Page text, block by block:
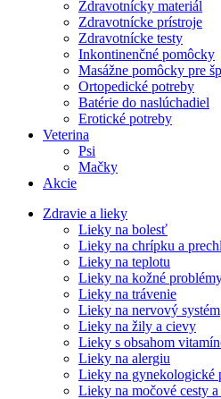
Zdravotnícky materiál
Zdravotnícke prístroje
Zdravotnícke testy
Inkontinenčné pomôcky
Masážne pomôcky pre
Ortopedické potreby
Batérie do naslúchadiel
Erotické potreby
Veterina
Psi
Mačky
Akcie
Zdravie a lieky
Lieky na bolesť
Lieky na chrípku a
Lieky na teplotu
Lieky na kožné
Lieky na trávenie
Lieky na nervový systém
Lieky na žily a cievy
Lieky s obsahom
Lieky na alergiu
Lieky na gynekologické
Lieky na močové cesty